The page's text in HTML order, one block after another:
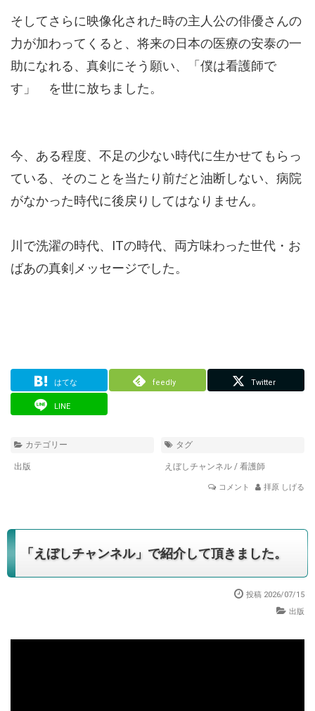
そしてさらに映像化された時の主人公の俳優さんの
力が加わってくると、将来の日本の医療の安泰の一
助になれる、真剣にそう願い、「僕は看護師で
す」 を世に放ちました。
今、ある程度、不足の少ない時代に生かせてもらっ
ている、そのことを当たり前だと油断しない、病院
がなかった時代に後戻りしてはなりません。
川で洗濯の時代、ITの時代、両方味わった世代・お
ばあの真剣メッセージでした。
はてな feedly Twitter
LINE
カテゴリー
出版
タグ
えぼしチャンネル / 看護師
コメント 拝原 しげる
「えぼしチャンネル」で紹介して頂きました。
投稿 2026/07/15
出版